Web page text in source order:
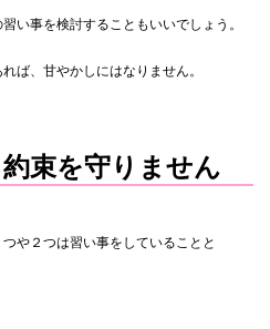
い事を検討することもいいでしょう。
ば、甘やかしにはなりません。
束を守りません
や２つは習い事をしていることと